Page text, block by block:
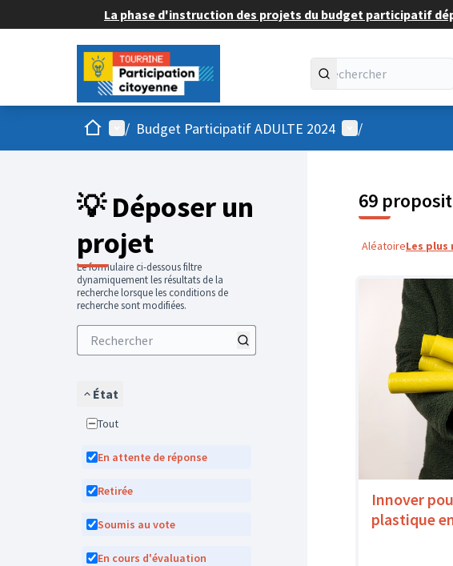
La phase d'instruction des projets du budget participatif
AccueilMenu principal
/ Budget Participatif ADULTE 2024 Menu utilisateur
/
💡 Déposer un
projet
Le formulaire ci-dessous filtre
dynamiquement les résultats de la
recherche lorsque les conditions de
recherche sont modifiées.
État
Tout
En attente de réponse
Retirée
Soumis au vote
En cours d'évaluation
69
AléatoireLes plus
Innover
plastique